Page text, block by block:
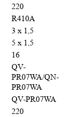
220
R410A
3 х 1,5
5 х 1,5
16
QV-
PR07WA/QN-
PR07WA
QV-PR07WA
220